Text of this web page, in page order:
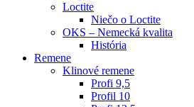
Loctite
Niečo o Loctite
OKS – Nemecká kvalita
História
Remene
Klinové remene
Profi 9,5
Profil 10